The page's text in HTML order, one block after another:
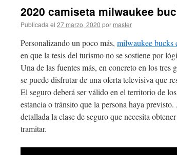
2020 camiseta milwaukee
Publicada el 27 marzo, 2020 por master
Personalizando un poco más, milwaukee bucks
en que la tesis del turismo no se sostiene por
Una de las fuentes más, en concreto en los
se puede disfrutar de una oferta televisiva que
El seguro deberá ser válido en el territorio de
estancia o tránsito que la persona haya
detallada la clase de seguro que necesita
tramitar.